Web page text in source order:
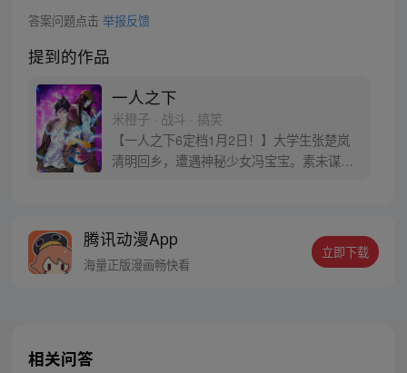
答案问题点击 举报反馈
提到的作品
一人之下
米橙子 · 战斗 · 搞笑
【一人之下6定档1月2日！】大学生张楚岚
清明回乡，遭遇神秘少女冯宝宝。素未谋面
密，张楚岚的生活被彻底颠覆，与冯宝宝一
同踏上“异人”之旅。
腾讯动漫App
海量正版漫画畅快看
立即下载
相关问答